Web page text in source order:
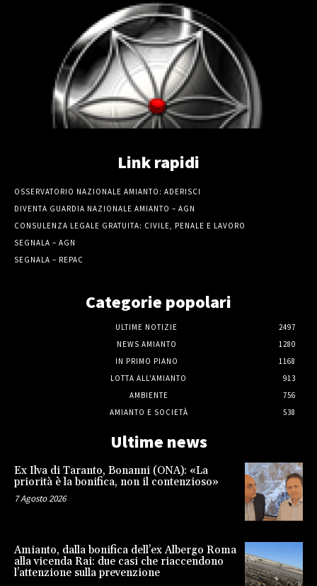
Link rapidi
OSSERVATORIO NAZIONALE AMIANTO: ADERISCI
DIVENTA GUARDIA NAZIONALE AMIANTO – AGN
CONSULENZA LEGALE GRATUITA: CIVILE, PENALE E LAVORO
SEGNALA – AGN
SEGNALA – REPAC
Categorie popolari
ULTIME NOTIZIE
2497
NEWS AMIANTO
1280
IN PRIMO PIANO
1168
LOTTA ALL'AMIANTO
913
AMBIENTE
756
AMIANTO E SOCIETÀ
538
Ultime news
Ex Ilva di Taranto, Bonanni (ONA): «La
priorità è la bonifica, non il contenzioso»
7 Agosto 2026
Amianto, dalla bonifica dell’ex Albergo Roma
alla vicenda Rai: due casi che riaccendono
l’attenzione sulla prevenzione